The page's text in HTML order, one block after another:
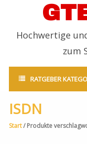
Hochwertige
zum
RATGEBER
ISDN
Start/ Produkte